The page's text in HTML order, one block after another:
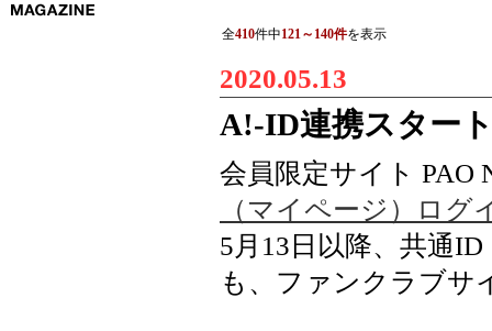
全410件中121～140件を表示
2020.05.13
A!-ID連携スター
会員限定サイト PAO
（マイページ）ログ
5月13日以降、共通
も、ファンクラブサ